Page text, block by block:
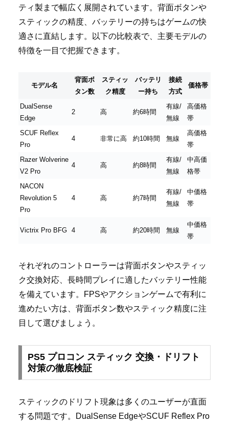
ティ製まで幅広く展開されています。背面ボタンや
スティックの精度、バッテリーの持ちはゲームの快
適さに直結します。以下の比較表で、主要モデルの
特徴を一目で把握できます。
モデル名
背面ボ
タン数
スティッ
ク精度
バッテリ
ー持ち
接続
方式
価格帯
DualSense
Edge
2 高 約6時間
有線/
無線
高価格
帯
SCUF Reflex
Pro
4 非常に高 約10時間 無線
高価格
帯
Razer Wolverine
V2 Pro
4 高 約8時間
有線/
無線
中高価
格帯
NACON
Revolution 5
Pro
4 高 約7時間
有線/
無線
中価格
帯
Victrix Pro BFG 4 高 約20時間 無線
中価格
帯
それぞれのコントローラーは背面ボタンやスティッ
ク交換対応、長時間プレイに適したバッテリー性能
を備えています。FPSやアクションゲームで有利に
進めたい方は、背面ボタン数やスティック精度に注
目して選びましょう。
PS5 プロコン スティック 交換・ドリフト
対策の徹底検証
スティックのドリフト現象は多くのユーザーが直面
する問題です。DualSense EdgeやSCUF Reflex Pro